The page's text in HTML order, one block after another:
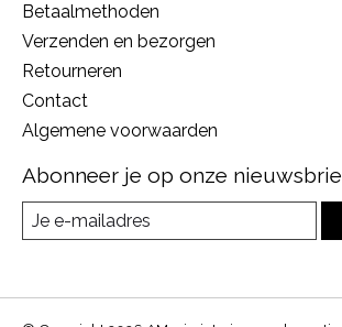
Betaalmethoden
Verzenden en bezorgen
Retourneren
Contact
Algemene voorwaarden
Abonneer je op onze